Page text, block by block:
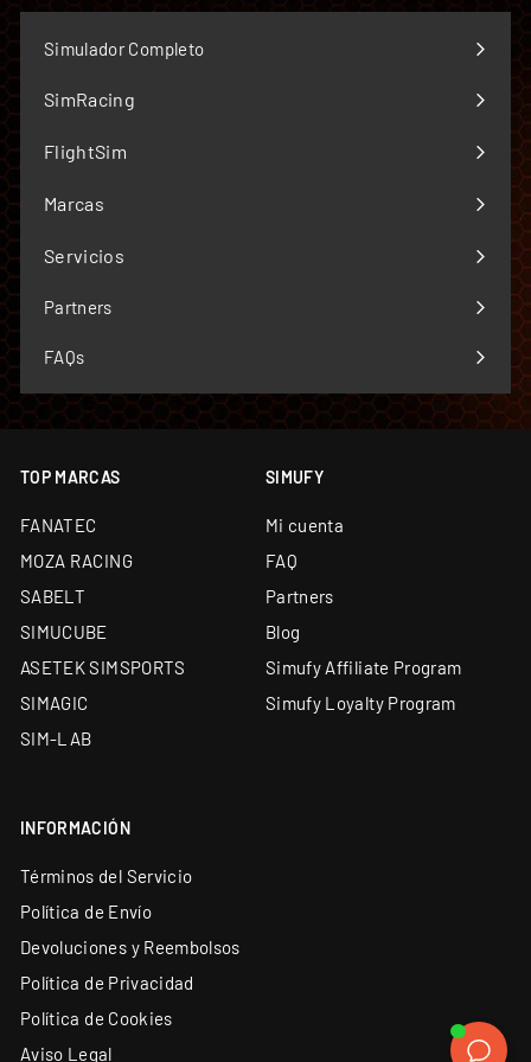
Envío desde almacén propio de 5.000 m² y
todos los productos
disponibles
Simulador Completo
SimRacing
Expandir
menú
FlightSim
Expandir
menú
Marcas
Expandir
menú
Servicios
Expandir
menú
Partners
FAQs
TOP MARCAS
FANATEC
MOZA RACING
SABELT
SIMUCUBE
ASETEK SIMSPORTS
SIMAGIC
SIM-LAB
SIMUFY
Mi cuenta
FAQ
Partners
Blog
Simufy Affiliate Program
Simufy Loyalty Program
INFORMACIÓN
Términos del Servicio
Política de Envío
Devoluciones y Reembolsos
Política de Privacidad
Política de Cookies
Aviso Legal